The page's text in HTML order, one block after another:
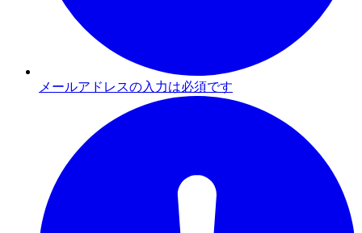
メールアドレスの入力は必須です